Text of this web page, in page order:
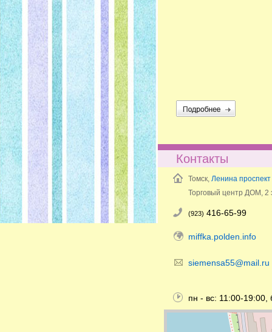
Контакты
Томск, Ленина
Торговый центр ДОМ, 2
(923) 416-65-99
miffka.polden.info
siemensa55@mail.ru
пн - вс: 11:00-19:00,